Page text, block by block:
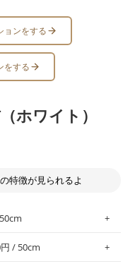
ョンをする
をする
ホワイト）
特徴が見られるよ
/ 50cm